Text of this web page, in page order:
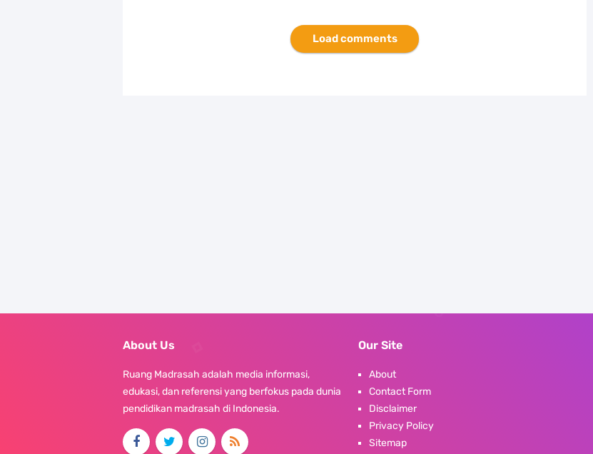
Load comments
About Us
Ruang Madrasah adalah media informasi,
edukasi, dan referensi yang berfokus pada dunia
pendidikan madrasah di Indonesia.
Our Site
About
Contact Form
Disclaimer
Privacy Policy
Sitemap